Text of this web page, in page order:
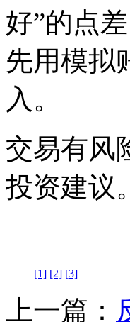
好”的点
先用模拟
入。
交易有风
投资建议。
[1] [2] [3]
上一篇：